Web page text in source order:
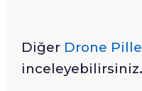
Diğer Drone
inceleyebilirsiniz.